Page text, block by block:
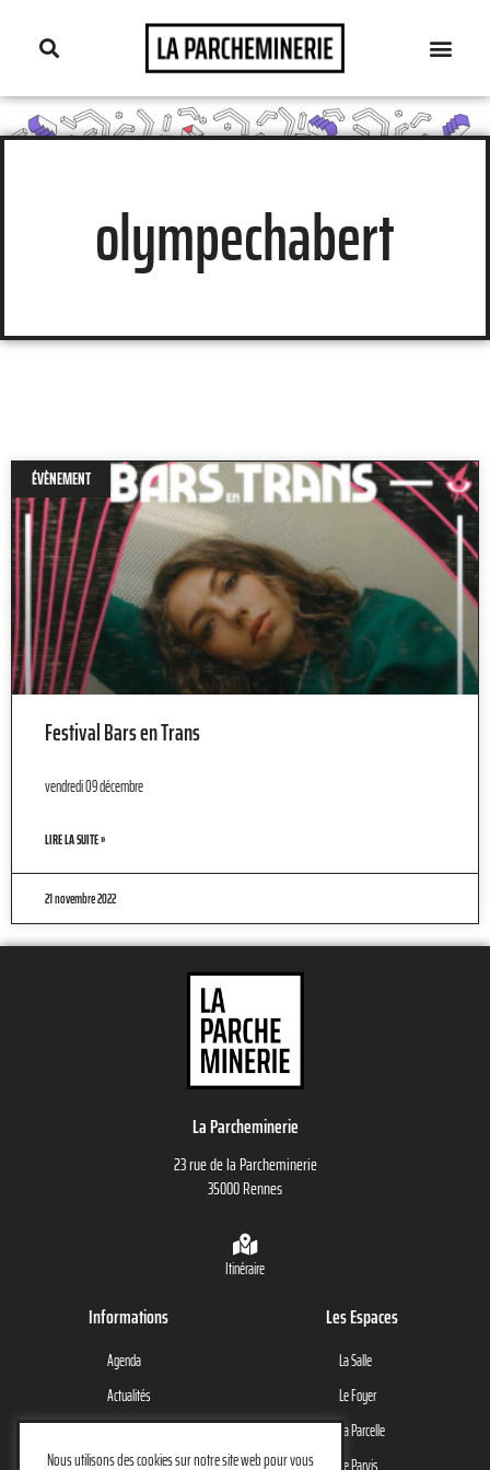
olympechabert
ÉVÈNEMENT
Festival Bars en Trans
vendredi 09 décembre
LIRE LA SUITE »
21 novembre 2022
La Parcheminerie
23 rue de la Parcheminerie
35000 Rennes
Itinéraire
Informations
Agenda
Actualités
Le Lieu
Les Espaces
La Salle
Le Foyer
La Parcelle
Nous utilisons des cookies sur notre site web pour vous